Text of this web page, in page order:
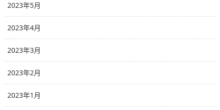
2023年5月
2023年4月
2023年3月
2023年2月
2023年1月